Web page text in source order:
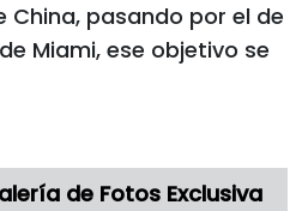
China, pasando por el de
Miami, ese objetivo se
de Fotos Exclusiva